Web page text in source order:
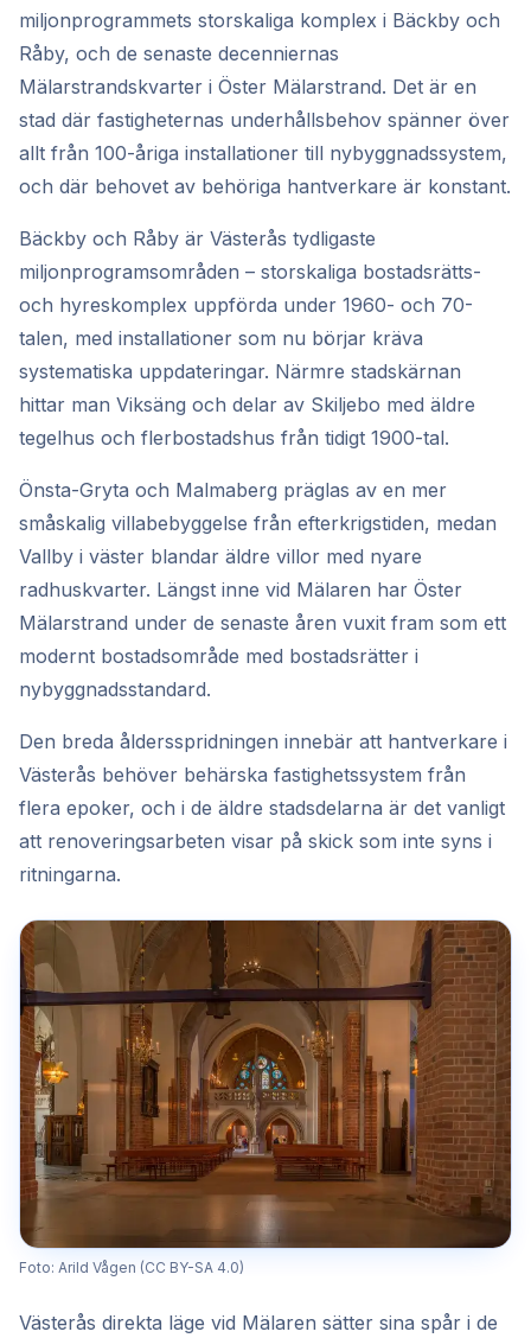
miljonprogrammets storskaliga komplex i Bäckby och
Råby, och de senaste decenniernas
Mälarstrandskvarter i Öster Mälarstrand. Det är en
stad där fastigheternas underhållsbehov spänner över
allt från 100-åriga installationer till nybyggnadssystem,
och där behovet av behöriga hantverkare är konstant.
Bäckby och Råby är Västerås tydligaste
miljonprogramsområden – storskaliga bostadsrätts-
och hyreskomplex uppförda under 1960- och 70-
talen, med installationer som nu börjar kräva
systematiska uppdateringar. Närmre stadskärnan
hittar man Viksäng och delar av Skiljebo med äldre
tegelhus och flerbostadshus från tidigt 1900-tal.
Önsta-Gryta och Malmaberg präglas av en mer
småskalig villabebyggelse från efterkrigstiden, medan
Vallby i väster blandar äldre villor med nyare
radhuskvarter. Längst inne vid Mälaren har Öster
Mälarstrand under de senaste åren vuxit fram som ett
modernt bostadsområde med bostadsrätter i
nybyggnadsstandard.
Den breda åldersspridningen innebär att hantverkare i
Västerås behöver behärska fastighetssystem från
flera epoker, och i de äldre stadsdelarna är det vanligt
att renoveringsarbeten visar på skick som inte syns i
ritningarna.
Foto: Arild Vågen (CC BY-SA 4.0)
Västerås direkta läge vid Mälaren sätter sina spår i de